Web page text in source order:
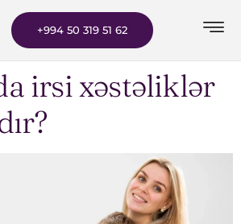
+994 50 319 51 62
irsi xəstəliklər